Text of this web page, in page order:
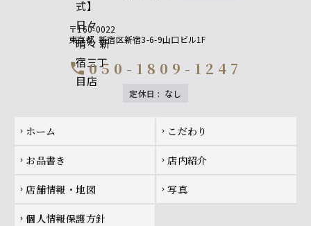
〒160-0022
東京都 新宿区新宿3-6-9山口ビル1F
call 050-1809-1247
定休日 : なし
Footer navigation
chevron_right ホーム chevron_right こだわり
chevron_right お品書き chevron_right 店内紹介
chevron_right 店舗情報・地図 chevron_right 写真
chevron_right 個人情報保護方針